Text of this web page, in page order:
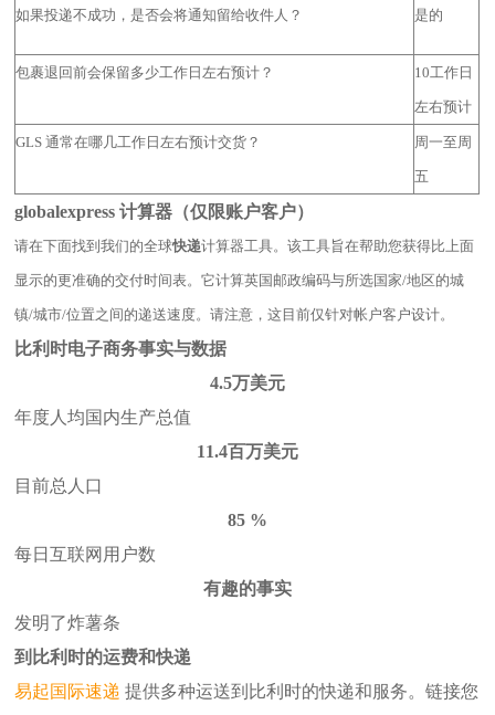
如果投递不成功，是否会将通知留给收件人？ 是的
包裹退回前会保留多少工作日左右预计？ 10工作日
左右预计
GLS 通常在哪几工作日左右预计交货？ 周一至周
五
globalexpress 计算器（仅限账户客户）
请在下面找到我们的全球快递计算器工具。该工具旨在帮助您获得比上面
显示的更准确的交付时间表。它计算英国邮政编码与所选国家/地区的城
镇/城市/位置之间的递送速度。请注意，这目前仅针对帐户客户设计。
比利时电子商务事实与数据
4.5万美元
年度人均国内生产总值
11.4百万美元
目前总人口
85 %
每日互联网用户数
有趣的事实
发明了炸薯条
到比利时的运费和快递
易起国际速递 提供多种运送到比利时的快递和服务。链接您